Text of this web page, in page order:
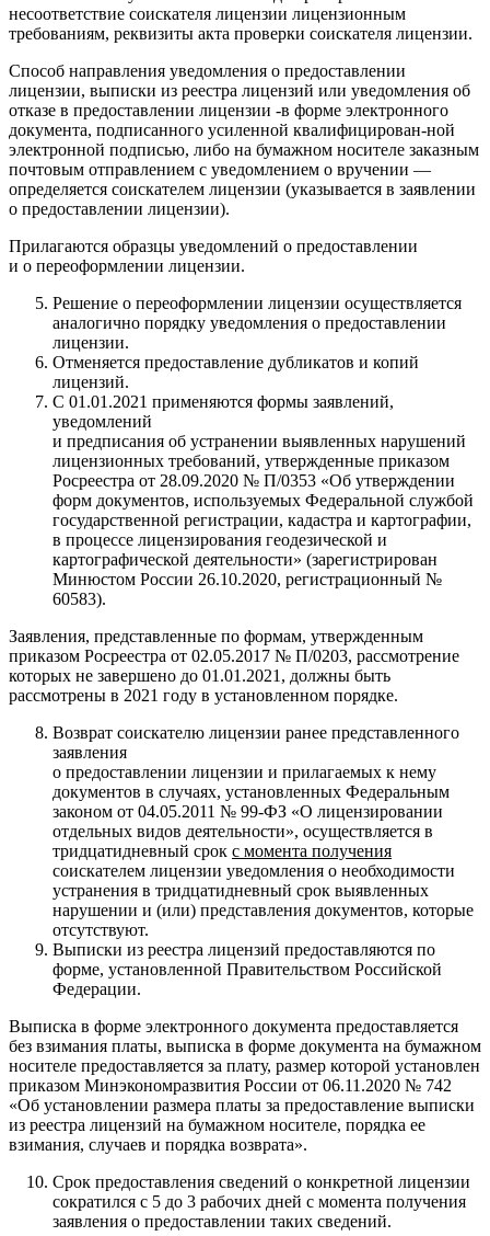
несоответствие соискателя лицензии лицензионным
требованиям, реквизиты акта проверки соискателя лицензии.
Способ направления уведомления о предоставлении
лицензии, выписки из реестра лицензий или уведомления об
отказе в предоставлении лицензии -в форме электронного
документа, подписанного усиленной квалифицирован-ной
электронной подписью, либо на бумажном носителе заказным
почтовым отправлением с уведомлением о вручении —
определяется соискателем лицензии (указывается в заявлении
о предоставлении лицензии).
Прилагаются образцы уведомлений о предоставлении
и о переоформлении лицензии.
Решение о переоформлении лицензии осуществляется
аналогично порядку уведомления о предоставлении
лицензии.
Отменяется предоставление дубликатов и копий
лицензий.
С 01.01.2021 применяются формы заявлений,
уведомлений
и предписания об устранении выявленных нарушений
лицензионных требований, утвержденные приказом
Росреестра от 28.09.2020 № П/0353 «Об утверждении
форм документов, используемых Федеральной службой
государственной регистрации, кадастра и картографии,
в процессе лицензирования геодезической и
картографической деятельности» (зарегистрирован
Минюстом России 26.10.2020, регистрационный №
60583).
Заявления, представленные по формам, утвержденным
приказом Росреестра от 02.05.2017 № П/0203, рассмотрение
которых не завершено до 01.01.2021, должны быть
рассмотрены в 2021 году в установленном порядке.
Возврат соискателю лицензии ранее представленного
заявления
о предоставлении лицензии и прилагаемых к нему
документов в случаях, установленных Федеральным
законом от 04.05.2011 № 99-ФЗ «О лицензировании
отдельных видов деятельности», осуществляется в
тридцатидневный срок с момента получения
соискателем лицензии уведомления о необходимости
устранения в тридцатидневный срок выявленных
нарушении и (или) представления документов, которые
отсутствуют.
Выписки из реестра лицензий предоставляются по
форме, установленной Правительством Российской
Федерации.
Выписка в форме электронного документа предоставляется
без взимания платы, выписка в форме документа на бумажном
носителе предоставляется за плату, размер которой установлен
приказом Минэкономразвития России от 06.11.2020 № 742
«Об установлении размера платы за предоставление выписки
из реестра лицензий на бумажном носителе, порядка ее
взимания, случаев и порядка возврата».
Срок предоставления сведений о конкретной лицензии
сократился с 5 до 3 рабочих дней с момента получения
заявления о предоставлении таких сведений.